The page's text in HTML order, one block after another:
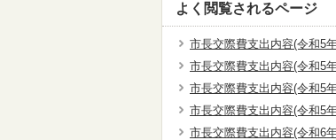
よく閲覧されるページ
市長交際費支出内容(令和5
市長交際費支出内容(令和5
市長交際費支出内容(令和5
市長交際費支出内容(令和5
市長交際費支出内容(令和6